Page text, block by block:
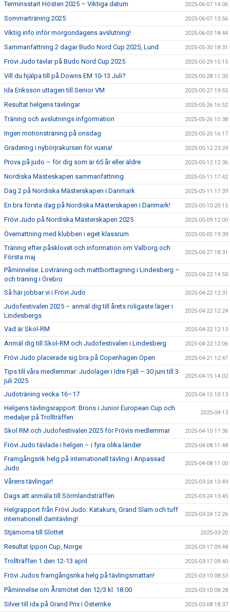
Terminsstart Hösten 2025 – Viktiga datum 2025-06-07 14:06
Sommarträning 2025 2025-06-07 13:56
Viktig info inför morgondagens avslutning! 2025-06-03 18:44
Sammanfattning 2 dagar Budo Nord Cup 2025, Lund 2025-05-30 18:31
Frövi Judo tävlar på Budo Nord Cup 2025 2025-05-29 15:15
Vill du hjälpa till på Downs EM 10-13 Juli? 2025-05-28 11:35
Ida Eriksson uttagen till Senior VM 2025-05-27 19:55
Resultat helgens tävlingar 2025-05-26 16:52
Träning och avslutnings infgormation 2025-05-26 15:38
Ingen motionsträning på onsdag 2025-05-20 16:17
Gradering i nybörjrakursen för vuxna! 2025-05-12 23:24
Prova på judo – för dig som är 65 år eller äldre 2025-05-12 12:36
Nordiska Mästeskapen sammanfattning 2025-05-11 17:42
Dag 2 på Nordiska Mästerskapen i Danmark 2025-05-11 17:39
En bra första dag på Nordiska Mästerskapen i Danmark! 2025-05-10 20:15
Frövi Judo på Nordiska Mästerskapen 2025 2025-05-09 12:00
Övernattning med klubben i eget klassrum 2025-05-05 19:39
Träning efter påsklovet och information om Valborg och
Första maj
2025-04-27 18:31
Påminnelse: Lovträning och mattborttagning i Lindesberg –
och träning i Örebro
2025-04-22 14:50
Så här jobbar vi i Frövi Judo 2025-04-22 12:31
Judofestivalen 2025 – anmäl dig till årets roligaste läger i
Lindesbergs
2025-04-22 12:24
Vad är Skol-RM 2025-04-22 12:13
Anmäl dig till Skol-RM och Judofestivalen i Lindesberg 2025-04-22 12:06
Frövi Judo placerade sig bra på Copenhagen Open 2025-04-21 12:47
Tips till våra medlemmar: Judoläger i Idre Fjäll – 30 juni till 3
juli 2025
2025-04-15 14:02
Judoträning vecka 16–17 2025-04-15 10:13
Helgens tävlingsrapport: Brons i Junior European Cup och
medaljer på Trollträffen
2025-04-13
Skol RM och Judofestivalen 2025 för Frövis medlemmar 2025-04-10 17:36
Frövi Judo tävlade i helgen – i fyra olika länder 2025-04-08 11:48
Framgångsrik helg på internationell tävling i Anpassad
Judo
2025-04-08 11:00
Vårens tävlingar! 2025-03-24 13:49
Dags att anmäla till Sörmlandsträffen 2025-03-24 13:45
Helgrapport från Frövi Judo: Katakurs, Grand Slam och tuff
internationell damtävling!
2025-03-24 12:26
Stjärnorna till Slottet 2025-03-20
Resultat Ippon Cup, Norge 2025-03-17 09:48
Trollträffen 1 den 12-13 april 2025-03-17 09:40
Frövi Judos framgångsrika helg på tävlingsmattan! 2025-03-10 08:53
Påminnelse om Årsmötet den 12/3 kl. 18.00 2025-03-10 08:28
Silver till Ida på Grand Prix i Österrike 2025-03-08 18:37